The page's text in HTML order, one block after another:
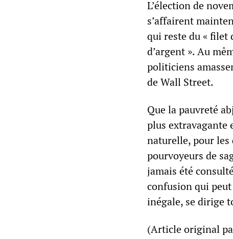
L’élection de
s’affairent
qui reste du « filet
d’argent ». Au
politiciens
de Wall Street.
Que la pauvreté
plus extravagante
naturelle, pour les
pourvoyeurs de
jamais été
confusion qui
inégale, se dirige
(Article original